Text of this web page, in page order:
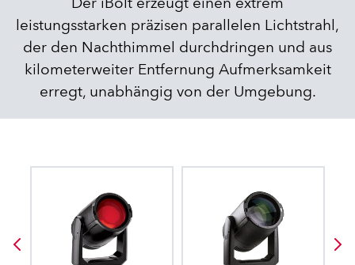
leistungsstarken präzisen parallelen Lichtstrahl,
der den Nachthimmel durchdringen und aus
kilometerweiter Entfernung Aufmerksamkeit
erregt, unabhängig von der Umgebung.